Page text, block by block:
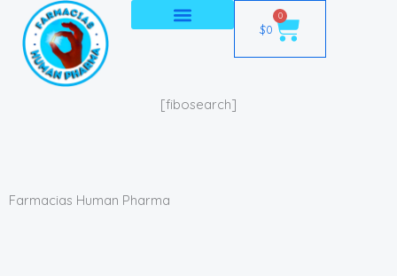
contenido
$0
0
Cart
[fibosearch]
Farmacias Human Pharma